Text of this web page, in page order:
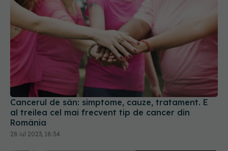
Cancerul de sân: simptome, cauze, tratament. E
al treilea cel mai frecvent tip de cancer din
România
28 iul 2023, 18:34